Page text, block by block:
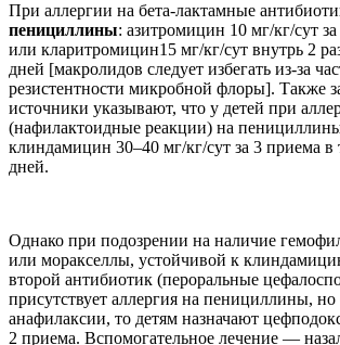
При аллергии на бета-лактамные
пенициллины: азитромицин 10 мг/кг/сут
или кларитромицин15 мг/кг/сут внутрь 2
дней [макролидов следует избегать из-за
резистентности микробной флоры]. Также
источники указывают, что у детей при
(нафилактоидные реакции) на
клиндамицин 30–40 мг/кг/сут за 3 приема в
дней.
Однако при подозрении на наличие
или моракселлы, устойчивой к
второй антибиотик (пероральные
присутствует аллергия на пенициллины,
анафилаксии, то детям назначают
2 приема. Вспомогательное лечение —